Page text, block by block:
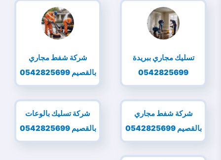
تسليك مجاري ببريدة
0542825699
شركة شفط مجاري
بالقصيم 0542825699
شركة شفط مجاري
بالقصيم 0542825699
شركة تسليك بالوعات
بالقصيم 0542825699